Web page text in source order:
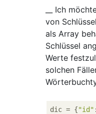
__ Ich
von
als Array
Schlüssel
Werte
solchen
dic = {"id" :